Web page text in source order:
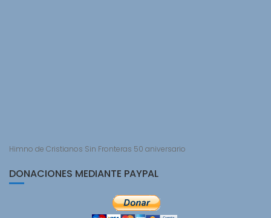
Himno de Cristianos Sin Fronteras 50 aniversario
DONACIONES MEDIANTE PAYPAL